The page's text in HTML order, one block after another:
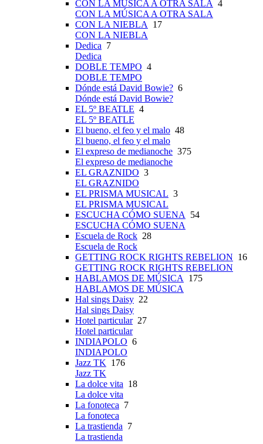
CON LA MÚSICA A OTRA SALA 4
CON LA MÚSICA A OTRA SALA
CON LA NIEBLA 17
CON LA NIEBLA
Dedica 7
Dedica
DOBLE TEMPO 4
DOBLE TEMPO
Dónde está David Bowie? 6
Dónde está David Bowie?
EL 5º BEATLE 4
EL 5º BEATLE
El bueno, el feo y el malo 48
El bueno, el feo y el malo
El expreso de medianoche 375
El expreso de medianoche
EL GRAZNIDO 3
EL GRAZNIDO
EL PRISMA MUSICAL 3
EL PRISMA MUSICAL
ESCUCHA CÓMO SUENA 54
ESCUCHA CÓMO SUENA
Escuela de Rock 28
Escuela de Rock
GETTING ROCK RIGHTS REBELION 16
GETTING ROCK RIGHTS REBELION
HABLAMOS DE MÚSICA 175
HABLAMOS DE MÚSICA
Hal sings Daisy 22
Hal sings Daisy
Hotel particular27
Hotel particular
INDIAPOLO 6
INDIAPOLO
Jazz TK 176
Jazz TK
La dolce vita 18
La dolce vita
La fonoteca 7
La fonoteca
La trastienda 7
La trastienda